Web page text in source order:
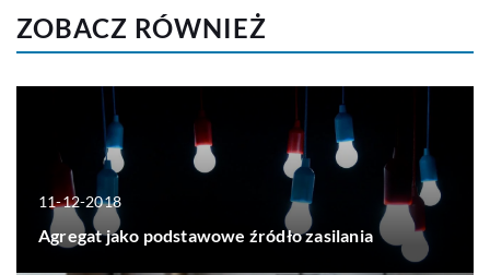
ZOBACZ RÓWNIEŻ
11-12-2018
Agregat jako podstawowe źródło zasilania